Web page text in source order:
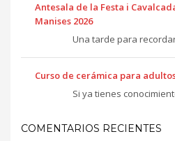
Antesala de la Festa i
Manises 2026
Una tarde para
Curso de cerámica para
Si ya tienes
COMENTARIOS RECIENTES